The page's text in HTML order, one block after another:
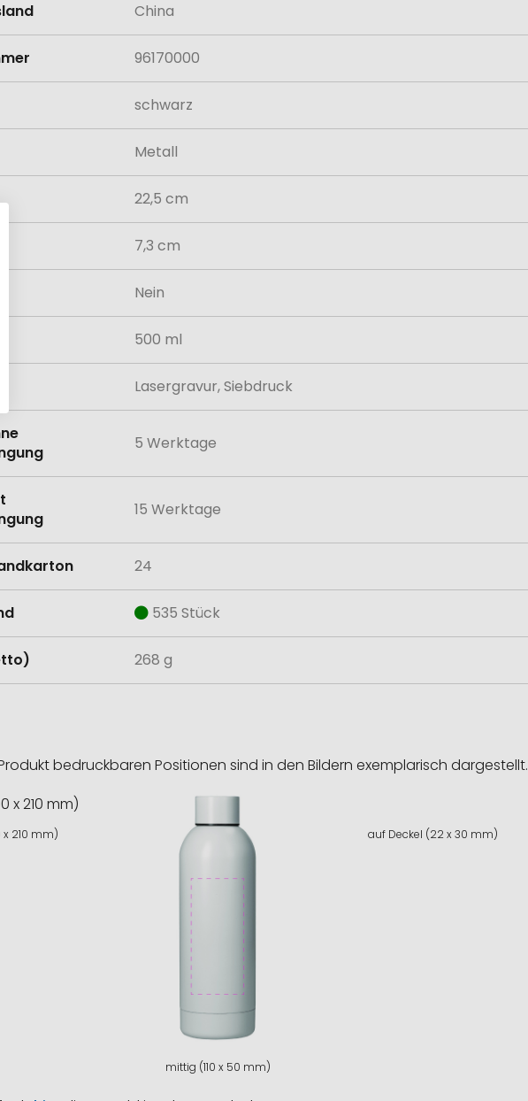
China
96170000
schwarz
Metall
22,5 cm
7,3 cm
Nein
500 ml
Lasergravur, Siebdruck
5 Werktage
15 Werktage
24
535 Stück
268 g
bedruckbaren Positionen sind in den Bildern exemplarisch dargestellt.
x 210 mm)
mittig (110 x 50 mm)
auf Deckel (22 x 30 mm)